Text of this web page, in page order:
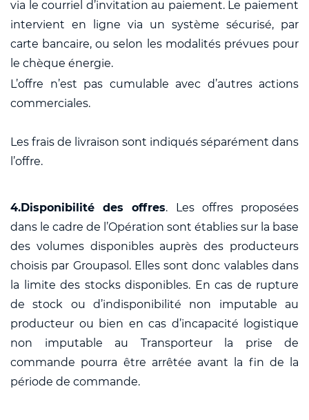
via le courriel d’invitation au paiement. Le paiement
intervient en ligne via un système sécurisé, par
carte bancaire, ou selon les modalités prévues pour
le chèque énergie.
L’offre n’est pas cumulable avec d’autres actions
commerciales.
Les frais de livraison sont indiqués séparément dans
l’offre.
4.Disponibilité des offres. Les offres proposées
dans le cadre de l’Opération sont établies sur la base
des volumes disponibles auprès des producteurs
choisis par Groupasol. Elles sont donc valables dans
la limite des stocks disponibles. En cas de rupture
de stock ou d’indisponibilité non imputable au
producteur ou bien en cas d’incapacité logistique
non imputable au Transporteur la prise de
commande pourra être arrêtée avant la fin de la
période de commande.